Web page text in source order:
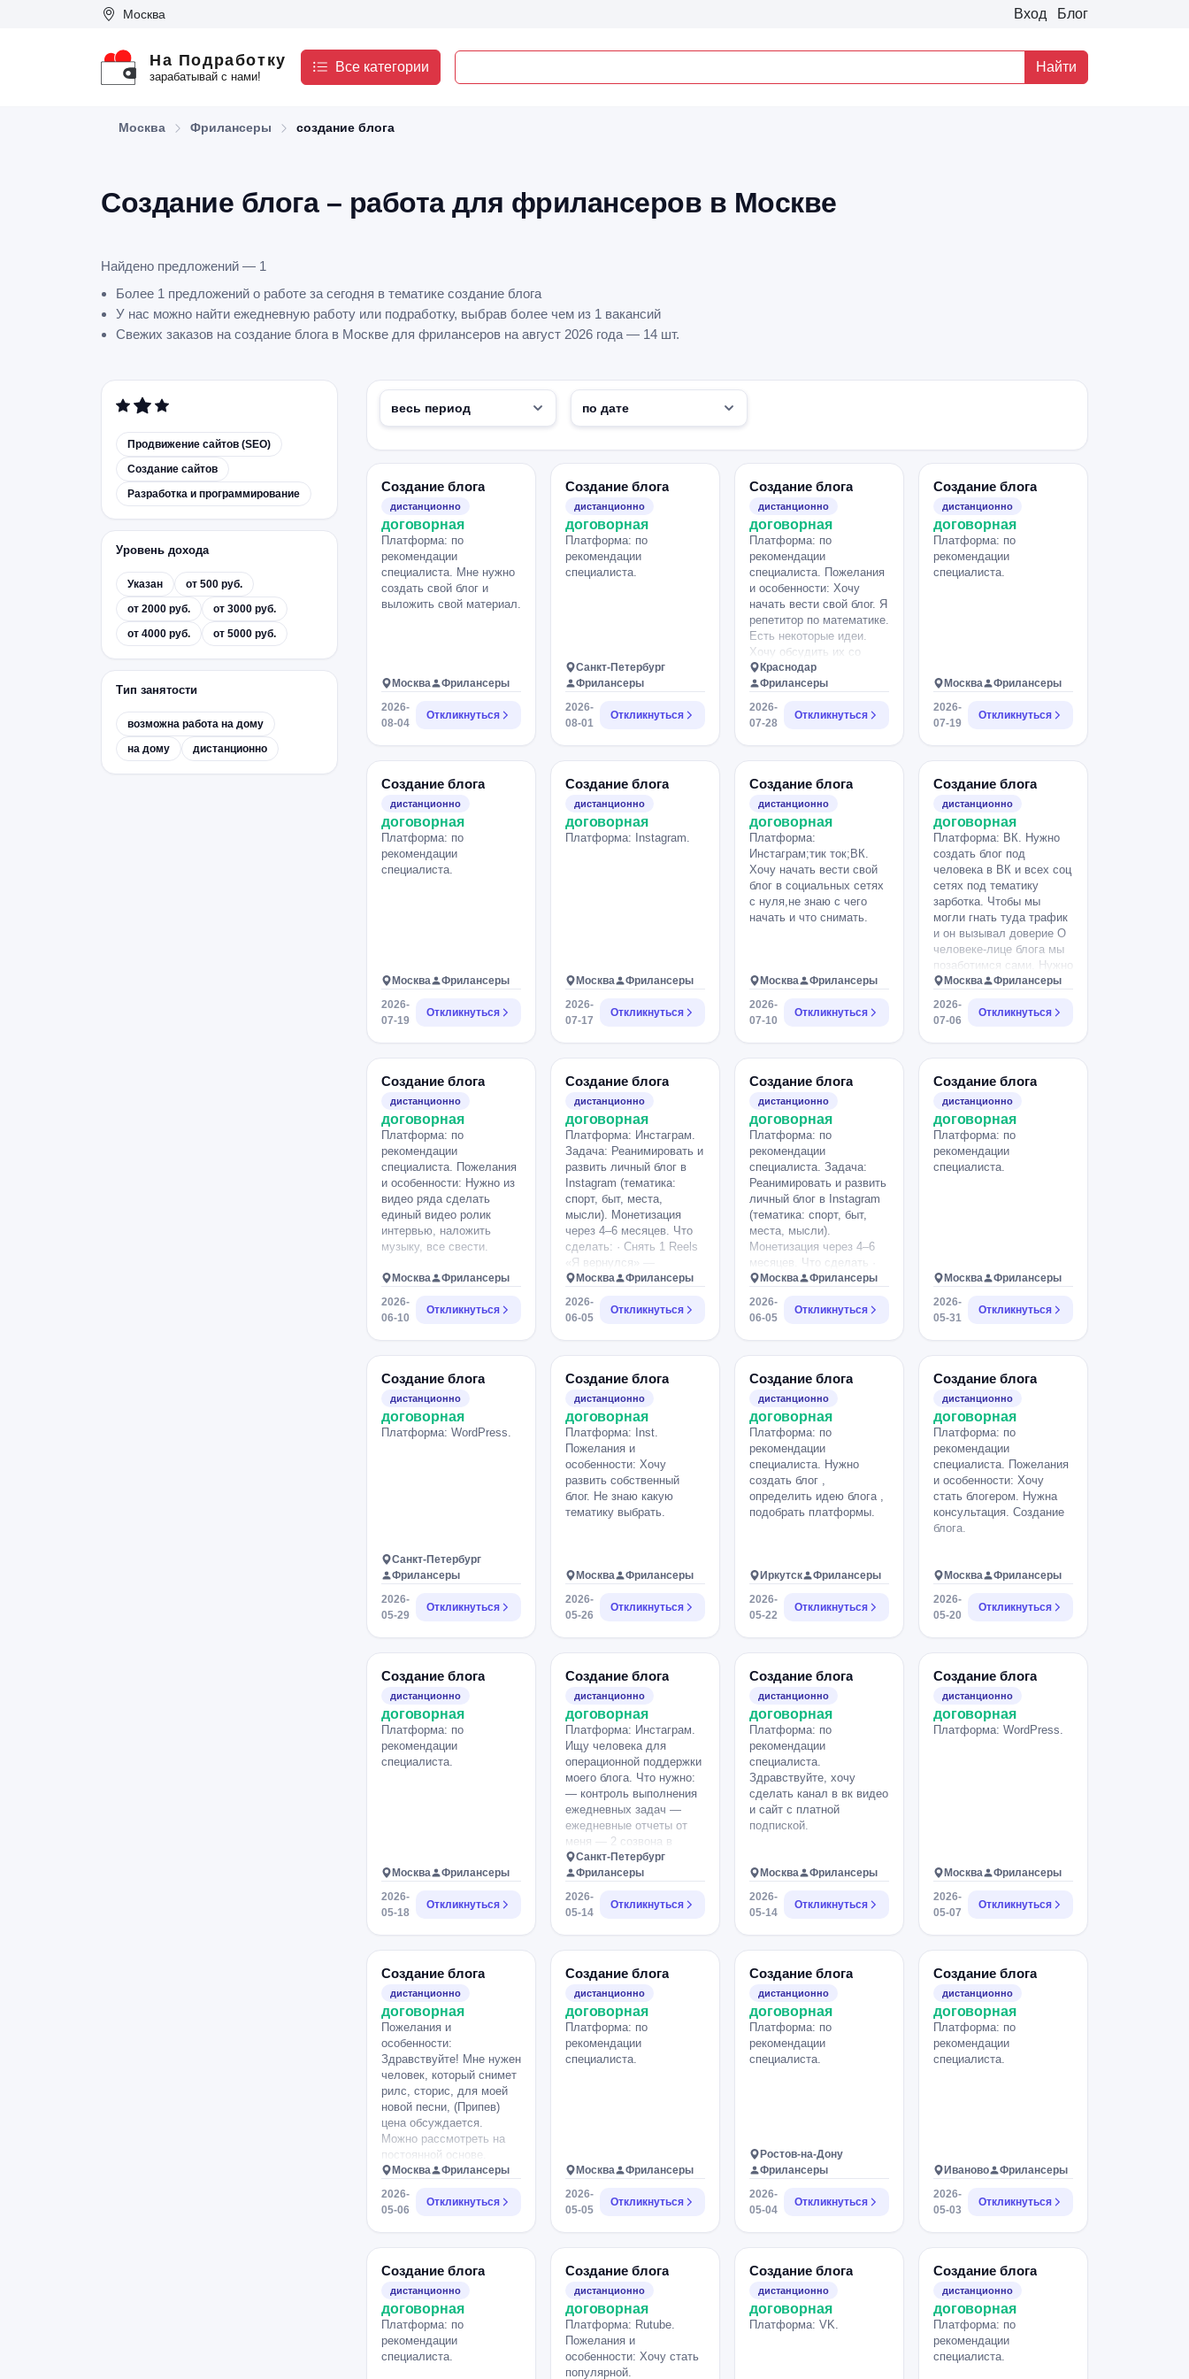
Москва Вход Блог
На Подработку
зарабатывай с нами!
Все категории Найти
Москва Фрилансеры создание блога
Создание блога – работа для фрилансеров в Москве
Найдено предложений — 1
Более 1 предложений о работе за сегодня в тематике создание блога
У нас можно найти ежедневную работу или подработку, выбрав более чем из 1 вакансий
Свежих заказов на создание блога в Москве для фрилансеров на август 2026 года — 14 шт.
Продвижение сайтов (SEO)
Создание сайтов
Разработка и программирование
Уровень дохода
Указан
от 500 руб.
от 2000 руб.
от 3000 руб.
от 4000 руб.
от 5000 руб.
Тип занятости
возможна работа на дому
на дому
дистанционно
Создание блога
дистанционно
договорная
Платформа: по
рекомендации
специалиста. Мне нужно
создать свой блог и
выложить свой материал.
Москва
Фрилансеры
2026-
08-04
Откликнуться
Создание блога
дистанционно
договорная
Платформа: по
рекомендации
специалиста.
Санкт-Петербург
Фрилансеры
2026-
08-01
Откликнуться
Создание блога
дистанционно
договорная
Платформа: по
рекомендации
специалиста. Пожелания
и особенности: Хочу
начать вести свой блог. Я
репетитор по математике.
Есть некоторые идеи.
Хочу обсудить их со
специалистом и прийти к
какому-то заключению.
На данный момент ничего
не веду. Хочу найти свою
рекомендации
специалиста. (До этого
пробовала ВК, инсту и
Краснодар
Фрилансеры
2026-
07-28
Откликнуться
Создание блога
дистанционно
договорная
Платформа: по
рекомендации
специалиста.
Москва
Фрилансеры
2026-
07-19
Откликнуться
Создание блога
дистанционно
договорная
Платформа: по
рекомендации
специалиста.
Москва
Фрилансеры
2026-
07-19
Откликнуться
Создание блога
дистанционно
договорная
Платформа: Instagram.
Москва
Фрилансеры
2026-
07-17
Откликнуться
Создание блога
дистанционно
договорная
Платформа:
Инстаграм;тик ток;ВК.
Хочу начать вести свой
блог в социальных сетях
с нуля,не знаю с чего
начать и что снимать.
Москва
Фрилансеры
2026-
07-10
Откликнуться
Создание блога
дистанционно
договорная
Платформа: ВК. Нужно
создать блог под
человека в ВК и всех соц
сетях под тематику
зарботка. Чтобы мы
могли гнать туда трафик
и он вызывал доверие О
человеке-лице блога мы
позаботимся сами. Нужно
понять как реализовать
задачу. Может есть
готовые каналы, которые
можно оч быстро.
Москва
Фрилансеры
2026-
07-06
Откликнуться
Создание блога
дистанционно
договорная
Платформа: по
рекомендации
специалиста. Пожелания
и особенности: Нужно из
видео ряда сделать
единый видео ролик
интервью, наложить
музыку, все свести.
Москва
Фрилансеры
2026-
06-10
Откликнуться
Создание блога
дистанционно
договорная
Платформа: Инстаграм.
Задача: Реанимировать и
развить личный блог в
Instagram (тематика:
спорт, быт, места,
мысли). Монетизация
через 4–6 месяцев. Что
сделать: · Снять 1 Reels
«Я вернулся» —
запустить диалог со
старой аудиторией. ·
Вести: 3–4 поста/неделю
сторис — ежедневно. ·
Запускать опросы и
вопросы в сторис —
добиться ERR
(вовлечённости) ? 8%.
Результат: 5000+
активных подписчиков,
появление платных
интеграций. Запрещено:
накрутка ботов, покупка
лайков.
Москва
Фрилансеры
2026-
06-05
Откликнуться
Создание блога
дистанционно
договорная
Платформа: по
рекомендации
специалиста. Задача:
Реанимировать и развить
личный блог в Instagram
(тематика: спорт, быт,
места, мысли).
Монетизация через 4–6
месяцев. Что сделать ·
запустить диалог со
старой аудиторией. ·
Вести: 3–4 поста/неделю
сторис — ежедневно. ·
Запускать опросы и
вопросы в сторис —
добиться ERR
(вовлечённости) ? 8%.
Результат: 5000+
активных подписчиков,
появление платных
интеграций. Запрещено:
накрутка ботов, покупка
лайков.
Москва
Фрилансеры
2026-
06-05
Откликнуться
Создание блога
дистанционно
договорная
Платформа: по
рекомендации
специалиста.
Москва
Фрилансеры
2026-
05-31
Откликнуться
Создание блога
дистанционно
договорная
Платформа: WordPress.
Санкт-Петербург
Фрилансеры
2026-
05-29
Откликнуться
Создание блога
дистанционно
договорная
Платформа: Inst.
Пожелания и
особенности: Хочу
развить собственный
блог. Не знаю какую
тематику выбрать.
Москва
Фрилансеры
2026-
05-26
Откликнуться
Создание блога
дистанционно
договорная
Платформа: по
рекомендации
специалиста. Нужно
создать блог ,
определить идею блога ,
подобрать платформы.
Иркутск
Фрилансеры
2026-
05-22
Откликнуться
Создание блога
дистанционно
договорная
Платформа: по
рекомендации
специалиста. Пожелания
и особенности: Хочу
стать блогером. Нужна
консультация. Создание
блога.
Москва
Фрилансеры
2026-
05-20
Откликнуться
Создание блога
дистанционно
договорная
Платформа: по
рекомендации
специалиста.
Москва
Фрилансеры
2026-
05-18
Откликнуться
Создание блога
дистанционно
договорная
Платформа: Инстаграм.
Ищу человека для
операционной поддержки
моего блога. Что нужно:
— контроль выполнения
ежедневных задач —
ежедневные отчеты от
меня — 2 созвона в
неделю (планирование и
итоги) — помощь в
удержании рабочего
ритма и структуры Я
через консультации/
наставничество. Важно:
— структурность —
последовательность —
умение держать фокус —
системность —
дисциплинированность.
Санкт-Петербург
Фрилансеры
2026-
05-14
Откликнуться
Создание блога
дистанционно
договорная
Платформа: по
рекомендации
специалиста.
Здравствуйте, хочу
сделать канал в вк видео
и сайт с платной
подпиской.
Москва
Фрилансеры
2026-
05-14
Откликнуться
Создание блога
дистанционно
договорная
Платформа: WordPress.
Москва
Фрилансеры
2026-
05-07
Откликнуться
Создание блога
дистанционно
договорная
Пожелания и
особенности:
Здравствуйте! Мне нужен
человек, который снимет
рилс, сторис, для моей
новой песни, (Припев)
цена обсуждается.
Можно рассмотреть на
постоянной основе.
Москва
Фрилансеры
2026-
05-06
Откликнуться
Создание блога
дистанционно
договорная
Платформа: по
рекомендации
специалиста.
Москва
Фрилансеры
2026-
05-05
Откликнуться
Создание блога
дистанционно
договорная
Платформа: по
рекомендации
специалиста.
Ростов-на-Дону
Фрилансеры
2026-
05-04
Откликнуться
Создание блога
дистанционно
договорная
Платформа: по
рекомендации
специалиста.
Иваново
Фрилансеры
2026-
05-03
Откликнуться
Создание блога
дистанционно
договорная
Платформа: по
рекомендации
специалиста.
Создание блога
дистанционно
договорная
Платформа: Rutube.
Пожелания и
особенности: Хочу стать
популярной.
Создание блога
дистанционно
договорная
Платформа: VK.
Создание блога
дистанционно
договорная
Платформа: по
рекомендации
специалиста.